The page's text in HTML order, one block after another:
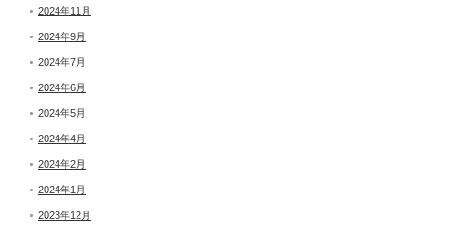
2024年11月
2024年9月
2024年7月
2024年6月
2024年5月
2024年4月
2024年2月
2024年1月
2023年12月